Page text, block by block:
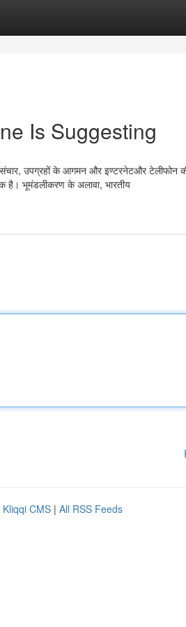
Is Suggesting
संचार, उपग्रहों के आगमन और इण्टरनेटऔर टेलीफोन
है। भूमंडलीकरण के अलावा, भारतीय
Kliqqi CMS | All RSS Feeds